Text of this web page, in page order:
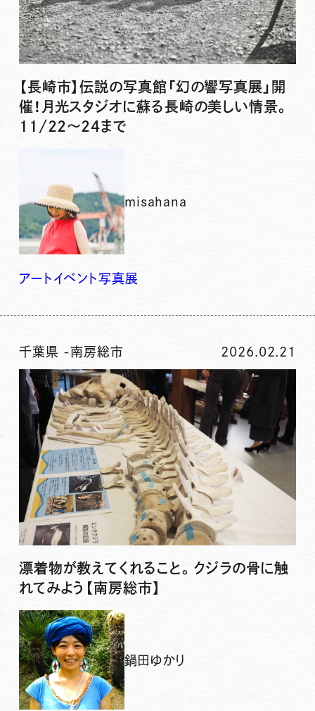
【長崎市】伝説の写真館「幻の響写真展」開
催！月光スタジオに蘇る長崎の美しい情景。
11/22～24まで
misahana
アート イベント写真展
千葉県 -南房総市 2026.02.21
漂着物が教えてくれること。クジラの骨に触
れてみよう【南房総市】
鍋田ゆかり